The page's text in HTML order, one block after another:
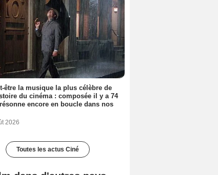
être la musique la plus célèbre de
du cinéma : composée il y a 74
encore en boucle dans nos
2026
Toutes les actus Ciné